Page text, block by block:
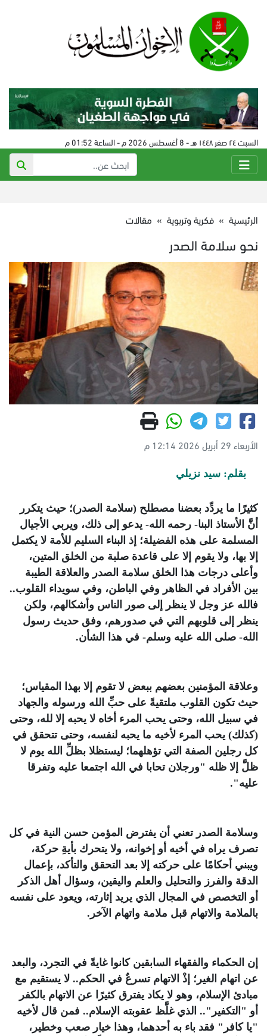
السبت ٢٤ صفر ١٤٤٨ هـ - 8 أغسطس 2026 م - الساعة 01:52 م
الرئيسية » فكرية وتربوية » مقالات
نحو سلامة الصدر
الأربعاء 29 أبريل 2026 12:14 م
بقلم: سيد نزيلي
كثيرًا ما يردِّد بعضنا مصطلح (سلامة الصدر)؛ حيث يتكرر
أنَّ الأستاذ البنا- رحمه الله- يدعو إلى ذلك، ويربي الأجيال
المسلمة على هذه الفضيلة؛ إذ البناء السليم للأمة لا يكتمل
إلا بها، ولا يقوم إلا على قاعدة صلبة من الخلق المتين،
وأعلى درجات هذا الخلق سلامة الصدر والعلاقة الطيبة
بين الأفراد في الظاهر وفي الباطن، وفي سويداء القلوب..
فالله عز وجل لا ينظر إلى صور الناس وأشكالهم، ولكن
ينظر إلى قلوبهم التي في صدورهم، وفق حديث رسول
الله- صلى الله عليه وسلم- في هذا الشأن.
وعلاقة المؤمنين بعضهم ببعض لا تقوم إلا بهذا المقياس؛
حيث تكون القلوب ملتقيةً على حبِّ الله ورسوله والجهاد
في سبيل الله، وحتى يحب المرء أخاه لا يحبه إلا لله، وحتى
(كذلك) يحب المرء لأخيه ما يحبه لنفسه، وحتى تتحقق في
كل رجلين الصفة التي تؤهلهما؛ ليستظلا بظلِّ الله يوم لا
ظلَّ إلا ظله "ورجلان تحابا في الله اجتمعا عليه وتفرقا
عليه".
وسلامة الصدر تعني أن يفترض المؤمن حسن النية في كل
تصرف يراه في أخيه أو إخوانه، ولا يتحرك بأيةِ حركة،
ويبني أحكامًا على حركته إلا بعد التحقق والتأكد، بإعمال
الدقة والفرز والتحليل والعلم واليقين، وسؤال أهل الذكر
أو التخصص في المجال الذي يريد إثارته، ويعود على نفسه
بالملامة والاتهام قبل ملامة واتهام الآخر.
إن الحكماء والفقهاء السابقين كانوا غايةً في التجرد، والبعد
عن اتهام الغير؛ إذْ الاتهام تسرعٌ في الحكم.. لا يستقيم مع
مبادئ الإسلام، وهو لا يكاد يفترق كثيرًا عن الاتهام بالكفر
أو "التكفير".. الذي غلَّظ عقوبته الإسلام.. فمن قال لأخيه
"يا كافر" فقد باء به أحدهما، وهذا خيار صعب وخطير،